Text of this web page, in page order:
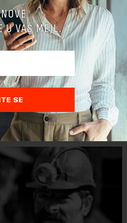
učešće na Ekspo
od 141 međunarodne učesnice
na specijalizovanoj
2027" Beograd, gde će predstaviti
ra...
U VAŠ MEJL.
SE